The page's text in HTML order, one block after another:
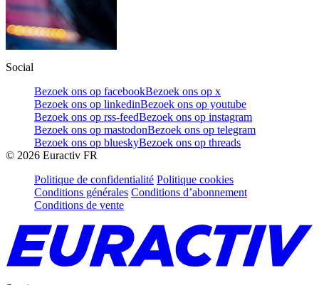
Social
Bezoek ons op facebookBezoek ons op x
Bezoek ons op linkedinBezoek ons op youtube
Bezoek ons op rss-feedBezoek ons op instagram
Bezoek ons op mastodonBezoek ons op telegram
Bezoek ons op blueskyBezoek ons op threads
© 2026 Euractiv FR
Politique de confidentialité Politique cookies
Conditions générales Conditions d’abonnement
Conditions de vente